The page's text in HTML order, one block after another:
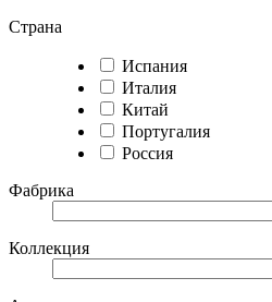
Страна
Испания
Италия
Китай
Португалия
Россия
Фабрика
Коллекция